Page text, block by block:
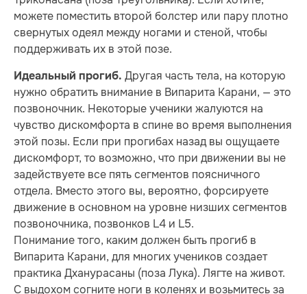
можете поместить второй болстер или пару плотно
свернутых одеял между ногами и стеной, чтобы
поддерживать их в этой позе.
Идеальный прогиб. Другая часть тела, на которую
нужно обратить внимание в Випарита Карани, — это
позвоночник. Некоторые ученики жалуются на
чувство дискомфорта в спине во время выполнения
этой позы. Если при прогибах назад вы ощущаете
дискомфорт, то возможно, что при движении вы не
задействуете все пять сегментов поясничного
отдела. Вместо этого вы, вероятно, форсируете
движение в основном на уровне низших сегментов
позвоночника, позвонков L4 и L5.
Понимание того, каким должен быть прогиб в
Випарита Карани, для многих учеников создает
практика Дханурасаны (поза Лука). Лягте на живот.
С выдохом согните ноги в коленях и возьмитесь за